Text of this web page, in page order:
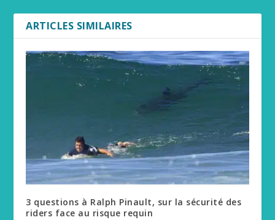
ARTICLES SIMILAIRES
3 questions à Ralph Pinault, sur la sécurité des
riders face au risque requin